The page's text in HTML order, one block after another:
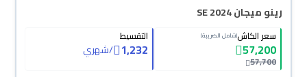
رينو ميجان SE 2024
سعر الكاش(شامل الضريبة)
57,200
57,700
التقسيط
1,232
/شهري